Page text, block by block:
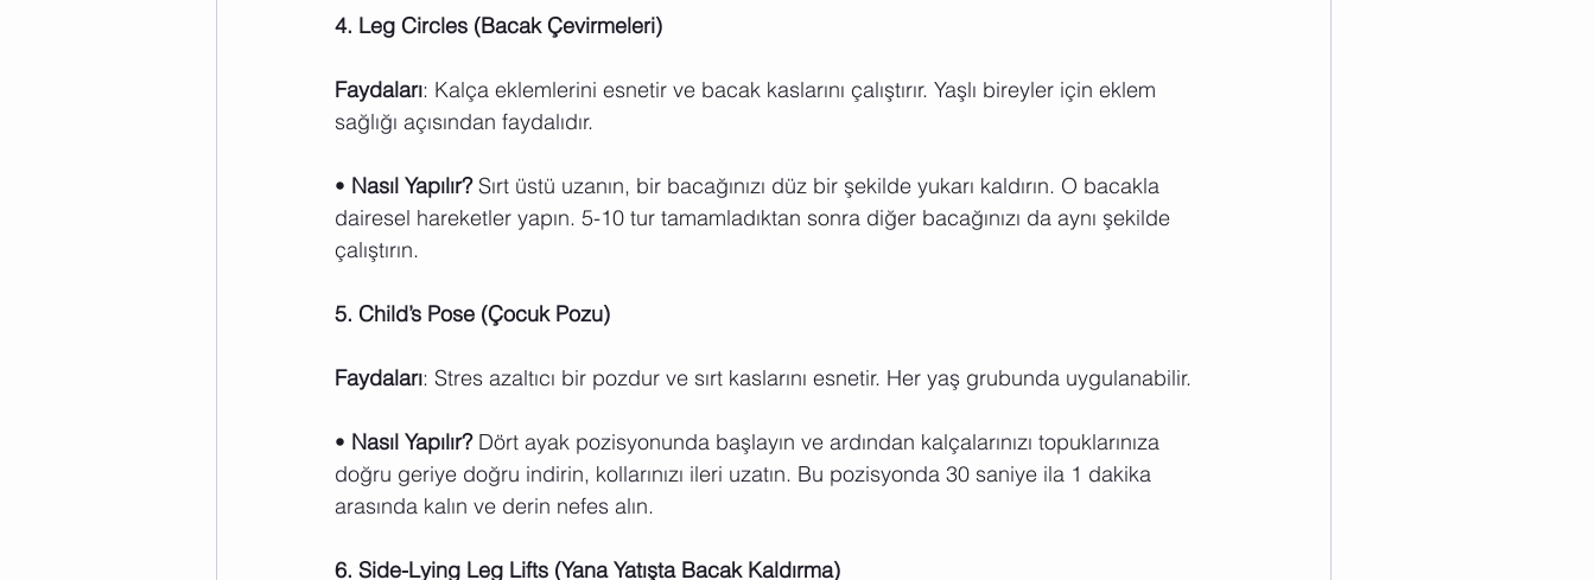
4. Leg Circles (Bacak Çevirmeleri)
Faydaları: Kalça eklemlerini esnetir ve bacak kaslarını çalıştırır. Yaşlı bireyler için eklem
sağlığı açısından faydalıdır.
• Nasıl Yapılır? Sırt üstü uzanın, bir bacağınızı düz bir şekilde yukarı kaldırın. O bacakla
dairesel hareketler yapın. 5-10 tur tamamladıktan sonra diğer bacağınızı da aynı şekilde
çalıştırın.
5. Child’s Pose (Çocuk Pozu)
Faydaları: Stres azaltıcı bir pozdur ve sırt kaslarını esnetir. Her yaş grubunda uygulanabilir.
• Nasıl Yapılır? Dört ayak pozisyonunda başlayın ve ardından kalçalarınızı topuklarınıza
doğru geriye doğru indirin, kollarınızı ileri uzatın. Bu pozisyonda 30 saniye ila 1 dakika
arasında kalın ve derin nefes alın.
6. Side-Lying Leg Lifts (Yana Yatışta Bacak Kaldırma)